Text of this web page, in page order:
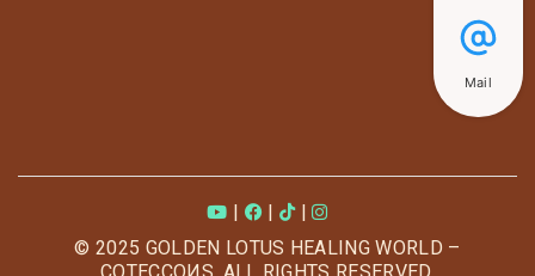
| |
|
© 2025 GOLDEN LOTUS HEALING WORLD –
Mail